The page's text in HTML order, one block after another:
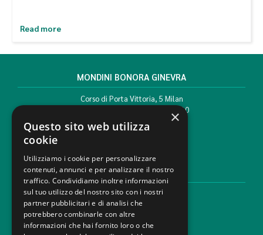
Read more
MONDINI BONORA GINEVRA
Corso di Porta Vittoria, 5 Milan
T. +39 02 777351 F. +39 02 784510
info@mbg.legal
LEGAL AREAS
Areas of expertise
Industries
Law firm
Contacts
×
Questo sito web utilizza
cookie
Utilizziamo i cookie per personalizzare
contenuti, annunci e per analizzare il nostro
traffico. Condividiamo inoltre informazioni
sul tuo utilizzo del nostro sito con i nostri
partner pubblicitari e di analisi che
potrebbero combinarle con altre
informazioni che hai fornito loro o che